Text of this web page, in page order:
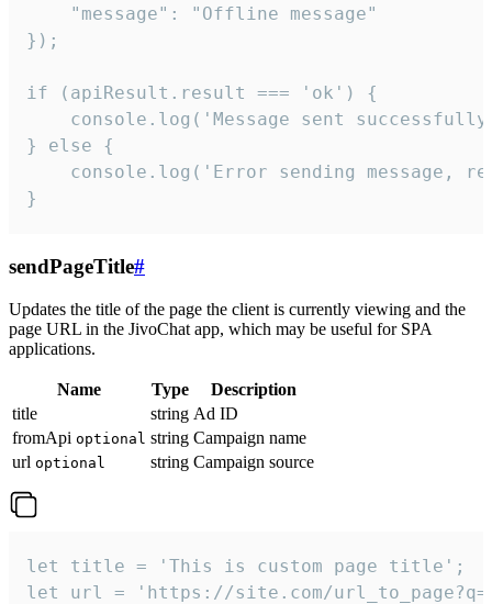
    "message": "Offline message"
});
if (apiResult.result === 'ok') {
console.log('Message sent
} else {
console.log('Error sending message,
}
sendPageTitle#
Updates the title of the page the client is currently viewing and the
page URL in the JivoChat app, which may be useful for SPA
applications.
Name Type
Description
title
string Ad ID
fromApi optional string Campaign name
url optional string Campaign source
let title = 'This is custom page title';
let url = 'https://site.com/